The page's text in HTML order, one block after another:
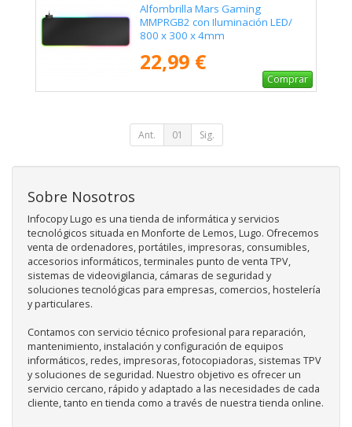
Alfombrilla Mars Gaming
MMPRGB2 con Iluminación LED/
800 x 300 x 4mm
22,99 €
Comprar
Ant. 01 Sig.
Sobre Nosotros
Infocopy Lugo es una tienda de informática y servicios
tecnológicos situada en Monforte de Lemos, Lugo. Ofrecemos
venta de ordenadores, portátiles, impresoras, consumibles,
accesorios informáticos, terminales punto de venta TPV,
sistemas de videovigilancia, cámaras de seguridad y
soluciones tecnológicas para empresas, comercios, hostelería
y particulares.
Contamos con servicio técnico profesional para reparación,
mantenimiento, instalación y configuración de equipos
informáticos, redes, impresoras, fotocopiadoras, sistemas TPV
y soluciones de seguridad. Nuestro objetivo es ofrecer un
servicio cercano, rápido y adaptado a las necesidades de cada
cliente, tanto en tienda como a través de nuestra tienda online.